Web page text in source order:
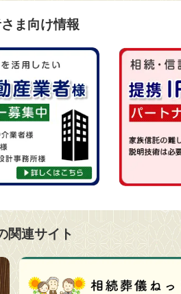
ま向け情報
関連サイト